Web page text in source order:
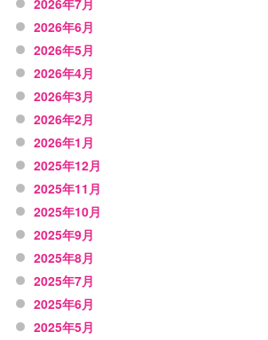
2026年7月
2026年6月
2026年5月
2026年4月
2026年3月
2026年2月
2026年1月
2025年12月
2025年11月
2025年10月
2025年9月
2025年8月
2025年7月
2025年6月
2025年5月